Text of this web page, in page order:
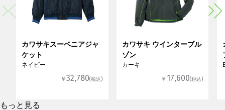
カワサキスーベニアジャ
ケット
ネイビー
￥32,780(税込)
カワサキ ウインターブル
ゾン
カーキ
￥ 17,600(税込)
もっと見る